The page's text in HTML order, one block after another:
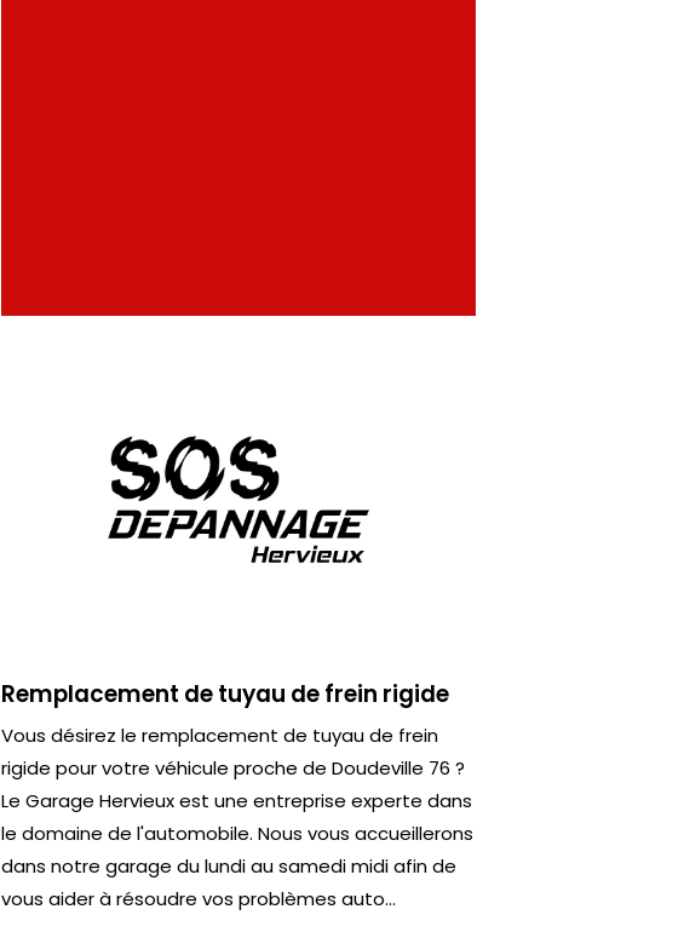
Remplacement de tuyau de frein rigide
Vous désirez le remplacement de tuyau de frein
rigide pour votre véhicule proche de Doudeville 76 ?
Le Garage Hervieux est une entreprise experte dans
le domaine de l'automobile. Nous vous accueillerons
dans notre garage du lundi au samedi midi afin de
vous aider à résoudre vos problèmes auto...